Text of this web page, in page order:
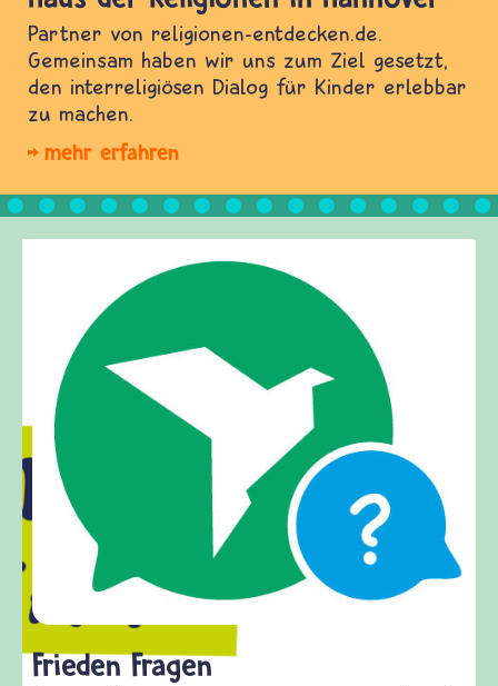
Partner von religionen-entdecken.de.
Gemeinsam haben wir uns zum Ziel gesetzt,
den interreligiösen Dialog für Kinder erlebbar
zu machen.
mehr erfahren
Frieden Fragen